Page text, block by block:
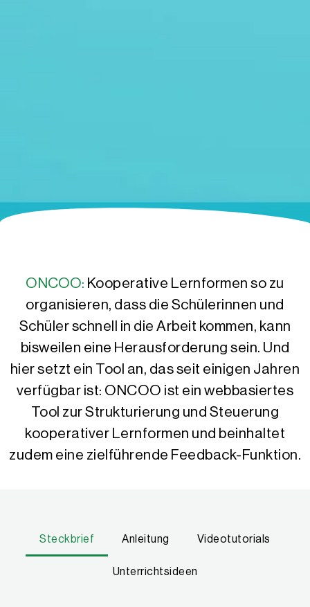
ONCOO: Kooperative Lernformen so zu
organisieren, dass die Schülerinnen und
Schüler schnell in die Arbeit kommen, kann
bisweilen eine Herausforderung sein. Und
hier setzt ein Tool an, das seit einigen Jahren
verfügbar ist: ONCOO ist ein webbasiertes
Tool zur Strukturierung und Steuerung
kooperativer Lernformen und beinhaltet
zudem eine zielführende Feedback-Funktion.
Steckbrief Anleitung Videotutorials
Unterrichtsideen